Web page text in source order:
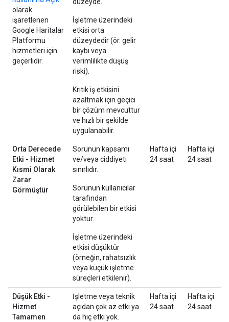
olarak
işaretlenen
Google Haritalar
Platformu
hizmetleri için
geçerlidir.
İşletme üzerindeki
etkisi orta
düzeydedir (ör. gelir
kaybı veya
verimlilikte düşüş
riski).
Kritik iş etkisini
azaltmak için geçici
bir çözüm mevcuttur
ve hızlı bir şekilde
uygulanabilir.
Orta Derecede
Etki - Hizmet
Kısmi Olarak
Zarar
Görmüştür
Sorunun kapsamı
ve/veya ciddiyeti
sınırlıdır.
Sorunun kullanıcılar
tarafından
görülebilen bir etkisi
yoktur.
İşletme üzerindeki
etkisi düşüktür
(örneğin, rahatsızlık
veya küçük işletme
süreçleri etkilenir).
Hafta içi
24 saat
Hafta içi
24 saat
Düşük Etki -
Hizmet
Tamamen
İşletme veya teknik
açıdan çok az etki ya
da hiç etki yok.
Hafta içi
24 saat
Hafta içi
24 saat